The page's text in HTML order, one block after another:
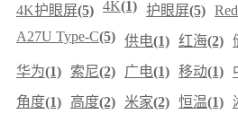
4K护眼屏(5) 4K(1) 护眼屏(5)
A27U Type-C(5) 供电(1) 红海(2)
华为(1) 索尼(2) 广电(1) 移动(1)
角度(1) 高度(2) 米家(2) 恒温(1)